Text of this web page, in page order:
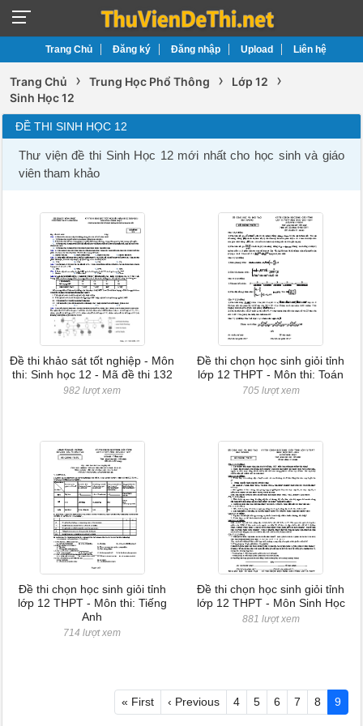
Trang Chủ Đăng ký Đăng nhập Upload Liên hệ
Trang Chủ › Trung Học Phổ Thông › Lớp 12 ›
Sinh Học 12
ĐỀ THI SINH HỌC 12
Thư viện đề thi Sinh Học 12 mới nhất cho học sinh và giáo
viên tham khảo
Đề thi khảo sát tốt nghiệp - Môn
thi: Sinh học 12 - Mã đề thi 132
982 lượt xem
Đề thi chọn học sinh giỏi tỉnh
lớp 12 THPT - Môn thi: Toán
705 lượt xem
Đề thi chọn học sinh giỏi tỉnh
lớp 12 THPT - Môn thi: Tiếng
Anh
714 lượt xem
Đề thi chọn học sinh giỏi tỉnh
lớp 12 THPT - Môn Sinh Học
881 lượt xem
« First ‹ Previous 4 5 6 7 8 9